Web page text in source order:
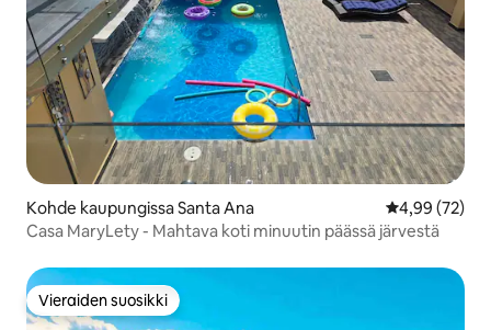
Kohde kaupungissa Santa Ana
4,99 (72)
Casa MaryLety - Mahtava koti minuutin päässä järvestä
Vieraiden suosikki
Vieraiden suosikki